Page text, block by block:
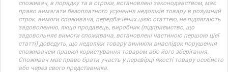
споживач, в порядку та в строки, встановлені законодавством, має
право вимагати безоплатного усунення недоліків товару в розумний
строк. вимоги споживача, передбачених цією статтею, не підлягають
задоволенню, якщо продавець, виробник (підприємство, що
задовольняє вимоги споживача, встановлені частиною першою цієї
статті) доведуть, що недоліки товару виникли внаслідок порушення
споживачем правил користування товаром або його зберігання.
Споживач має право брати участь у перевірці якості товару особисто
або через свого представника.